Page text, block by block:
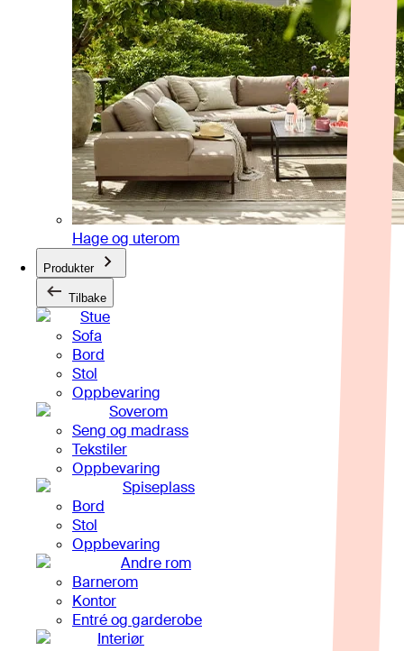
Hage og uterom
Produkter
Tilbake
Stue
Sofa
Bord
Stol
Oppbevaring
Soverom
Seng og madrass
Tekstiler
Oppbevaring
Spiseplass
Bord
Stol
Oppbevaring
Andre rom
Barnerom
Kontor
Entré og garderobe
Interiør